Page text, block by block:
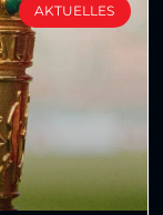
AKTUELLES